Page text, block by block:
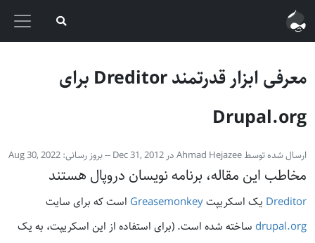
معرفی ابزار قدرتمند Dreditor برای
Drupal.org
ارسال شده توسطAhmad HejazeeدرDec 31, 2012-- بروز رسانی:‌Aug 30, 2022
مخاطب این مقاله، برنامه نویسان دروپال هستند
Dreditor یک اسکریپتGreasemonkey است که برای سایت
drupal.org ساخته شده است. (برای استفاده از این اسکریپت، به یک